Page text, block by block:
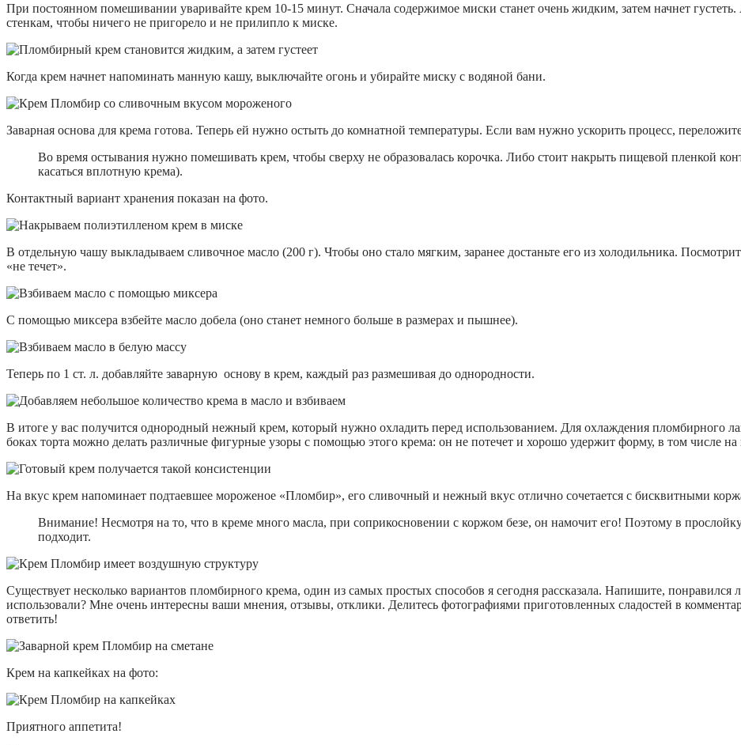
При постоянном помешивании уваривайте крем 10-15 минут. Сначала содержимое миски станет очень жидким, затем начнет
стенкам, чтобы ничего не пригорело и не прилипло к миске.
Когда крем начнет напоминать манную кашу, выключайте огонь и убирайте миску с водяной бани.
Заварная основа для крема готова. Теперь ей нужно остыть до комнатной температуры. Если вам нужно ускорить процесс,
Во время остывания нужно помешивать крем, чтобы сверху не образовалась корочка. Либо стоит накрыть пищевой пленкой
касаться вплотную крема).
Контактный вариант хранения показан на фото.
В отдельную чашу выкладываем сливочное масло (200 г). Чтобы оно стало мягким, заранее достаньте его из холодильника.
«не течет».
С помощью миксера взбейте масло добела (оно станет немного больше в размерах и пышнее).
Теперь по 1 ст. л. добавляйте заварную основу в крем, каждый раз размешивая до однородности.
В итоге у вас получится однородный нежный крем, который нужно охладить перед использованием. Для охлаждения пломбирного
боках торта можно делать различные фигурные узоры с помощью этого крема: он не потечет и хорошо удержит форму, в том числе
На вкус крем напоминает подтаевшее мороженое «Пломбир», его сливочный и нежный вкус отлично сочетается с бисквитными
Внимание! Несмотря на то, что в креме много масла, при соприкосновении с коржом безе, он намочит его! Поэтому в
подходит.
Существует несколько вариантов пломбирного крема, один из самых простых способов я сегодня рассказала. Напишите, понравился
использовали? Мне очень интересны ваши мнения, отзывы, отклики. Делитесь фотографиями приготовленных сладостей в
ответить!
Крем на капкейках на фото:
Приятного аппетита!